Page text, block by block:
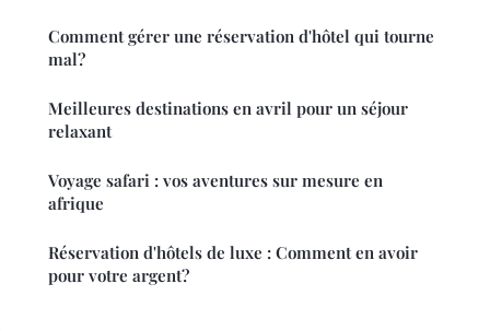
Comment gérer une réservation d'hôtel qui tourne
mal?
Meilleures destinations en avril pour un séjour
relaxant
Voyage safari : vos aventures sur mesure en
afrique
Réservation d'hôtels de luxe : Comment en avoir
pour votre argent?